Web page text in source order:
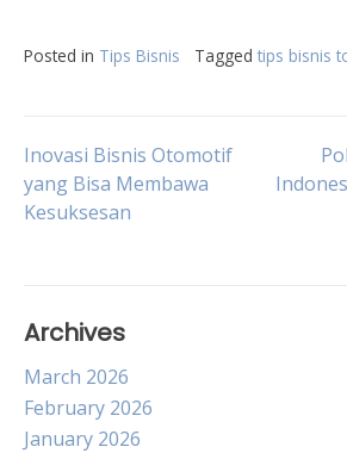
Posted in Tips Bisnis Tagged tips bisnis
Post
navigation
Inovasi Bisnis Otomotif
yang Bisa Membawa
Kesuksesan
Archives
March 2026
February 2026
January 2026